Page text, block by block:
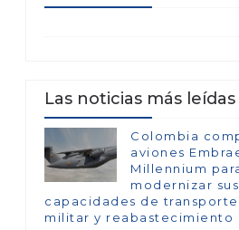
Las noticias más leídas
Colombia
aviones
Millennium
modernizar sus
capacidades de
militar y reabastecimiento